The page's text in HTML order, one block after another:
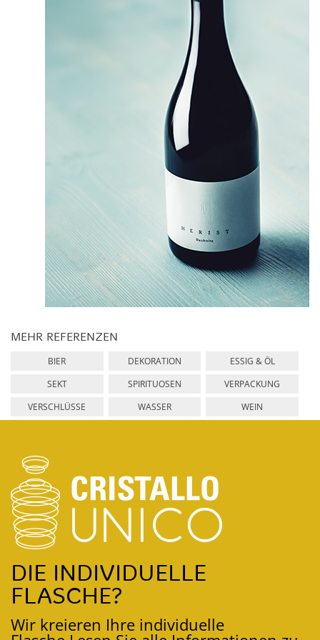
MEHR REFERENZEN
BIER DEKORATION
ESSIG & ÖL
SEKT
SPIRITUOSEN
VERPACKUNG
VERSCHLÜSSE
WASSER WEIN
DIE INDIVIDUELLE
FLASCHE?
Wir kreieren Ihre individuelle